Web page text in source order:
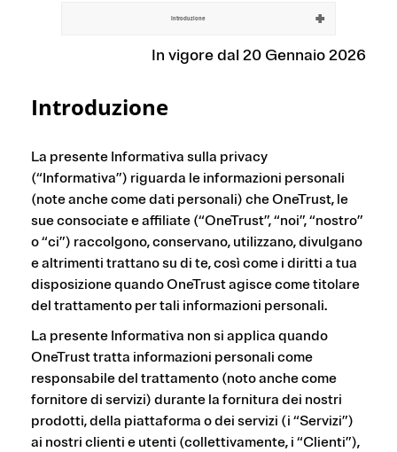
Introduzione
In vigore dal 20 Gennaio 2026
Introduzione
La presente Informativa sulla privacy
(“Informativa”) riguarda le informazioni personali
(note anche come dati personali) che OneTrust, le
sue consociate e affiliate (“OneTrust”, “noi”, “nostro”
o “ci”) raccolgono, conservano, utilizzano, divulgano
e altrimenti trattano su di te, così come i diritti a tua
disposizione quando OneTrust agisce come titolare
del trattamento per tali informazioni personali.
La presente Informativa non si applica quando
OneTrust tratta informazioni personali come
responsabile del trattamento (noto anche come
fornitore di servizi) durante la fornitura dei nostri
prodotti, della piattaforma o dei servizi (i “Servizi”)
ai nostri clienti e utenti (collettivamente, i “Clienti”),